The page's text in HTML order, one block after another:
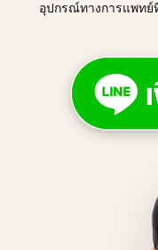
อุปกรณ์ทางการแพทย์